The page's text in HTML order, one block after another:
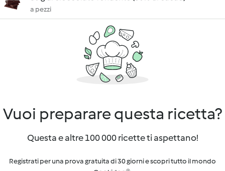
a pezzi
Vuoi preparare questa ricetta?
Questa e altre 100 000 ricette ti aspettano!
Registrati per una prova gratuita di 30 giorni e scopri tutto il mondo